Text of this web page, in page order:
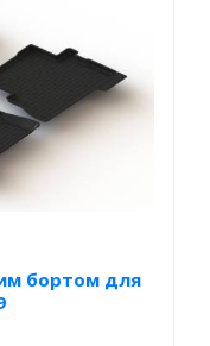
бортом для